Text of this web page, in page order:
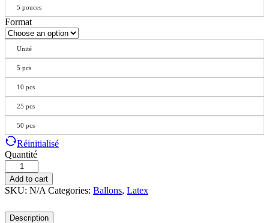
5 pouces
Format
Unité
5 pcs
10 pcs
25 pcs
50 pcs
Réinitialisé
Quantité
Add to cart
SKU: N/A Categories: Ballons, Latex
Description